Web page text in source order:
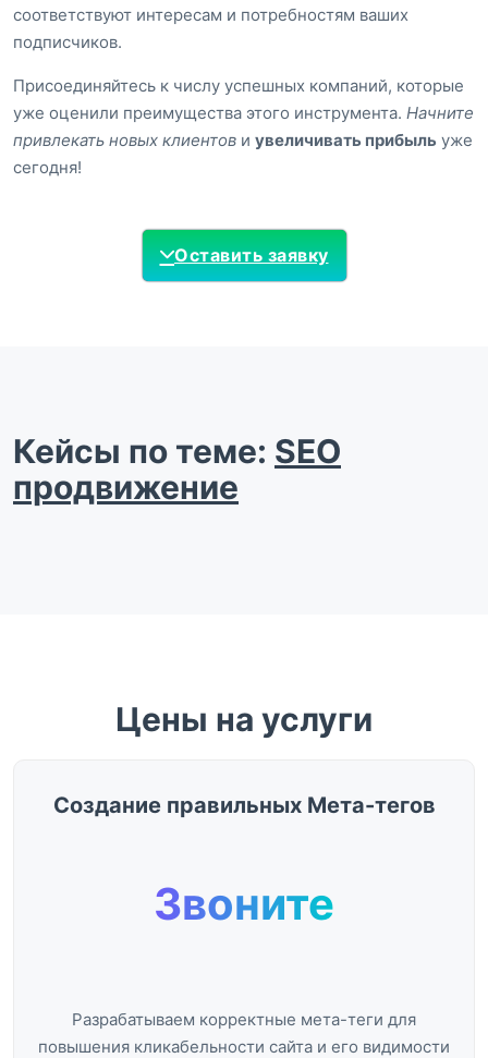
соответствуют интересам и потребностям ваших
подписчиков.
Присоединяйтесь к числу успешных компаний, которые
уже оценили преимущества этого инструмента. Начните
привлекать новых клиентов и увеличивать прибыль уже
сегодня!
Оставить заявку
Кейсы по теме: SEO
продвижение
Цены на услуги
Создание правильных Мета-тегов
Звоните
Разрабатываем корректные мета-теги для
повышения кликабельности сайта и его видимости